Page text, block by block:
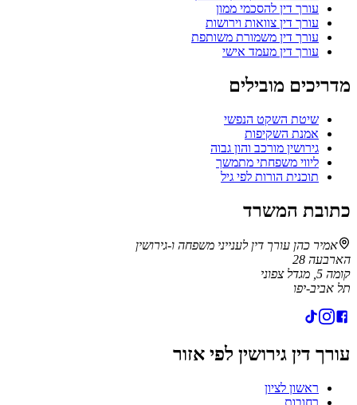
עורך דין להסכמי ממון
עורך דין צוואות וירושות
עורך דין משמורת משותפת
עורך דין מעמד אישי
מדריכים מובילים
שיטת השקט הנפשי
אמנת השקיפות
גירושין מורכב והון גבוה
ליווי משפחתי מתמשך
תוכנית הורות לפי גיל
כתובת המשרד
אמיר כהן עורך דין לענייני משפחה ו-גירושין
הארבעה 28
קומה 5, מגדל צפוני
תל אביב-יפו
עורך דין גירושין לפי אזור
ראשון לציון